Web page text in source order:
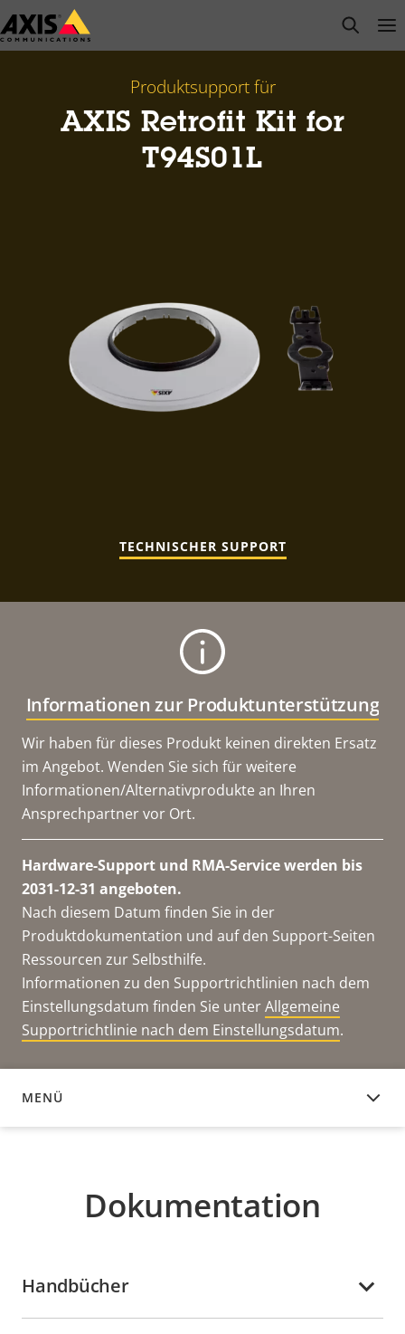
Zum
Hauptinhalt
open
Produktsupport für
AXIS Retrofit Kit for
T94S01L
TECHNISCHER SUPPORT
Informationen zur Produktunterstützung
Wir haben für dieses Produkt keinen direkten Ersatz
im Angebot. Wenden Sie sich für weitere
Informationen/Alternativprodukte an Ihren
Ansprechpartner vor Ort.
Hardware-Support und RMA-Service werden bis
2031-12-31 angeboten.
Nach diesem Datum finden Sie in der
Produktdokumentation und auf den Support-Seiten
Ressourcen zur Selbsthilfe.
Informationen zu den Supportrichtlinien nach dem
Einstellungsdatum finden Sie unterAllgemeine
Supportrichtlinie nach dem Einstellungsdatum.
MENÜ
DOKUMENTATION
Dokumentation
Handbücher